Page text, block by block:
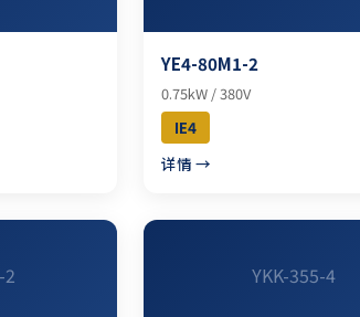
YE4-80M1-2
0.75kW / 380V
IE4
详情 →
2 YKK-355-4